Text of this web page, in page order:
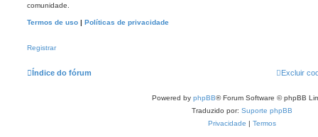
comunidade.
Termos de uso | Políticas de privacidade
Registrar
Índice do fórum Excluir
Powered by phpBB® Forum Software © phpBB
Traduzido por: Suporte phpBB
Privacidade | Termos